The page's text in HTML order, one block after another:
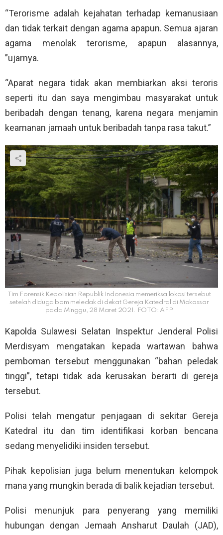
“Terorisme adalah kejahatan terhadap kemanusiaan
dan tidak terkait dengan agama apapun. Semua ajaran
agama menolak terorisme, apapun alasannya,
”ujarnya.
“Aparat negara tidak akan membiarkan aksi teroris
seperti itu dan saya mengimbau masyarakat untuk
beribadah dengan tenang, karena negara menjamin
keamanan jamaah untuk beribadah tanpa rasa takut.”
Tim Forensik Kepolisian Republik Indonesia memeriksa lokasi tersebut
setelah diduga bom meledak di dekat Gereja Katedral di Makassar
pada Minggu, 28 Maret 2021. FOTO: AFP
Kapolda Sulawesi Selatan Inspektur Jenderal Polisi
Merdisyam mengatakan kepada wartawan bahwa
pemboman tersebut menggunakan “bahan peledak
tinggi”, tetapi tidak ada kerusakan berarti di gereja
tersebut.
Polisi telah mengatur penjagaan di sekitar Gereja
Katedral itu dan tim identifikasi korban bencana
sedang menyelidiki insiden tersebut.
Pihak kepolisian juga belum menentukan kelompok
mana yang mungkin berada di balik kejadian tersebut.
Polisi menunjuk para penyerang yang memiliki
hubungan dengan Jemaah Ansharut Daulah (JAD),